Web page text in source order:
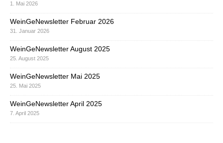
1. Mai 2026
WeinGeNewsletter Februar 2026
31. Januar 2026
WeinGeNewsletter August 2025
25. August 2025
WeinGeNewsletter Mai 2025
25. Mai 2025
WeinGeNewsletter April 2025
7. April 2025